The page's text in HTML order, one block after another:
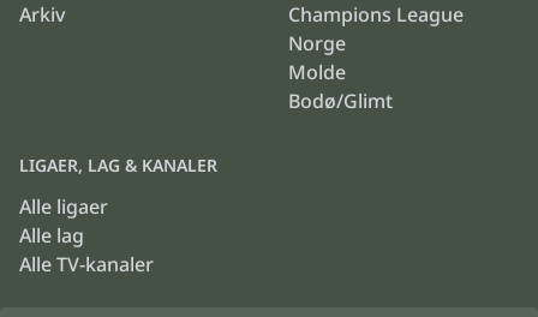
Arkiv
Champions League
Norge
Molde
Bodø/Glimt
LIGAER, LAG & KANALER
Alle ligaer
Alle lag
Alle TV-kanaler